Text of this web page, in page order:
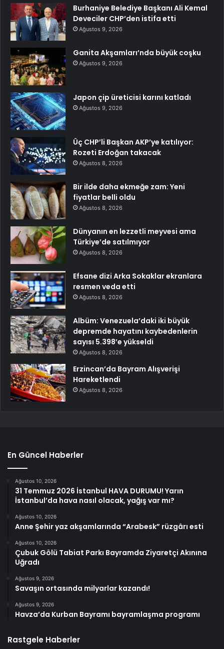
Burhaniye Belediye Başkanı Ali Kemal
Deveciler CHP’den istifa etti
Ağustos 9, 2026
Ganita Akşamları’nda büyük coşku
Ağustos 9, 2026
Japon çip üreticisi karını katladı
Ağustos 9, 2026
Üç CHP’li Başkan AKP’ye katılıyor:
Rozeti Erdoğan takacak
Ağustos 8, 2026
Bir ilde daha ekmeğe zam: Yeni
fiyatlar belli oldu
Ağustos 8, 2026
Dünyanın en lezzetli meyvesi ama
Türkiye’de satılmıyor
Ağustos 8, 2026
Efsane dizi Arka Sokaklar ekranlara
resmen veda etti
Ağustos 8, 2026
Albüm: Venezuela’daki iki büyük
depremde hayatını kaybedenlerin
sayısı 5.398’e yükseldi
Ağustos 8, 2026
Erzincan’da Bayram Alışverişi
Hareketlendi
Ağustos 8, 2026
En Güncel Haberler
Ağustos 10, 2026
31 Temmuz 2026 İstanbul HAVA DURUMU! Yarın
İstanbul’da hava nasıl olacak, yağış var mı?
Ağustos 10, 2026
Anne Şehir yaz akşamlarında “Arabesk” rüzgârı esti
Ağustos 10, 2026
Çubuk Gölü Tabiat Parkı Bayramda Ziyaretçi Akınına
Uğradı
Ağustos 9, 2026
Savaşın ortasında milyarlar kazandı!
Ağustos 9, 2026
Havza’da Kurban Bayramı bayramlaşma programı
Rastgele Haberler